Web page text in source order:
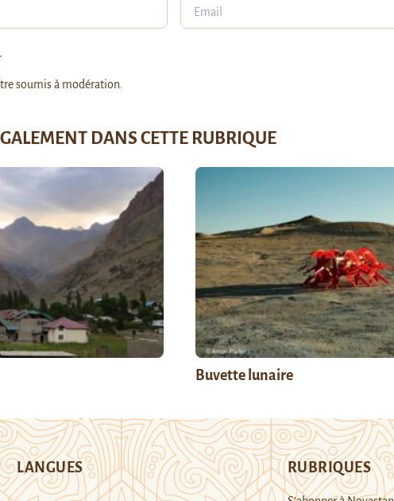
soumis à modération.
DANS CETTE RUBRIQUE
Buvette lunaire
LANGUES RUBRIQUES